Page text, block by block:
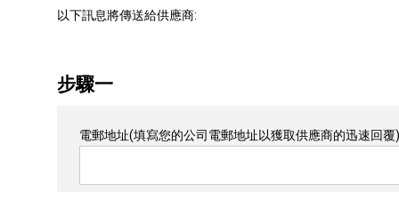
以下訊息將傳送給供應商:
步驟一
電郵地址(填寫您的公司電郵地址以獲取供應商的迅速回覆)